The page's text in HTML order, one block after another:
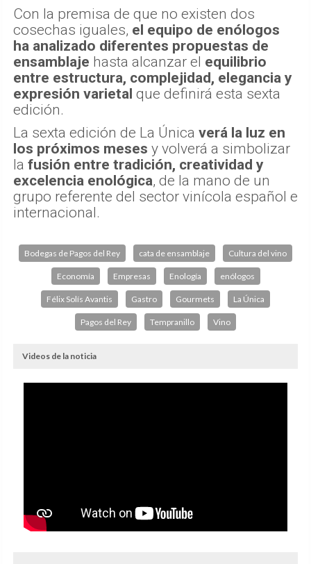
Con la premisa de que no existen dos
cosechas iguales, el equipo de enólogos
ha analizado diferentes propuestas de
ensamblaje hasta alcanzar el equilibrio
entre estructura, complejidad, elegancia y
expresión varietal que definirá esta sexta
edición.
La sexta edición de La Única verá la luz en
los próximos meses y volverá a simbolizar
la fusión entre tradición, creatividad y
excelencia enológica, de la mano de un
grupo referente del sector vinícola español e
internacional.
Bodegas de Pagos del Rey cata de ensamblaje Cultura del vino
Economía Empresas Enología enólogos
Félix Solís Avantis Gastro Gourmets La Única
Pagos del Rey Tempranillo Vino
Videos de la noticia